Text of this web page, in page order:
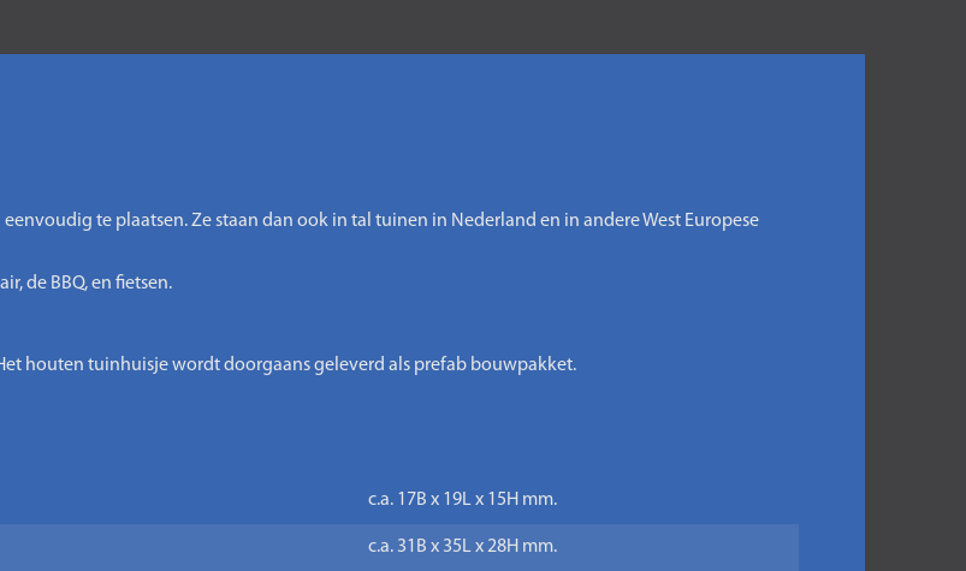
te plaatsen. Ze staan dan ook in tal tuinen in Nederland en in andere West Europese
de BBQ, en fietsen.
houten tuinhuisje wordt doorgaans geleverd als prefab bouwpakket.
c.a. 17B x 19L x 15H mm.
c.a. 31B x 35L x 28H mm.